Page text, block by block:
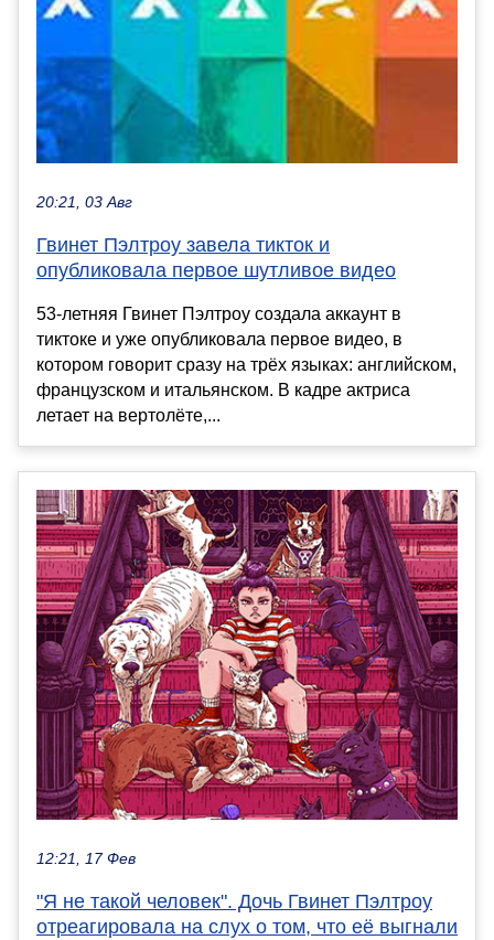
20:21, 03 Авг
Гвинет Пэлтроу завела тикток и
опубликовала первое шутливое видео
53-летняя Гвинет Пэлтроу создала аккаунт в
тиктоке и уже опубликовала первое видео, в
котором говорит сразу на трёх языках: английском,
французском и итальянском. В кадре актриса
летает на вертолёте,...
12:21, 17 Фев
"Я не такой человек". Дочь Гвинет Пэлтроу
отреагировала на слух о том, что её выгнали